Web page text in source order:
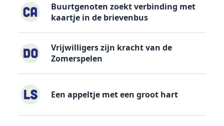
Buurtgenoten zoekt verbinding met
kaartje in de brievenbus
Vrijwilligers zijn kracht van de
Zomerspelen
Een appeltje met een groot hart